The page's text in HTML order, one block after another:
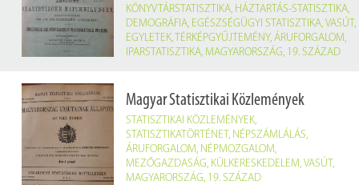
KÖNYVTÁRSTATISZTIKA, HÁZTARTÁS-STATISZTIKA,
DEMOGRÁFIA, EGÉSZSÉGÜGYI STATISZTIKA, VASÚT ,
EGYLETEK, TÉRKÉPGYŰJTEMÉNY, ÁRUFORGALOM,
IPARSTATISZTIKA, MAGYARORSZÁG, 19. SZÁZAD
Magyar Statisztikai Közlemények
STATISZTIKAI KÖZLEMÉNYEK,
STATISZTIKATÖRTÉNET , NÉPSZÁMLÁLÁS,
ÁRUFORGALOM, NÉPMOZGALOM,
MEZŐGAZDASÁG, KÜLKERESKEDELEM, VASÚT ,
MAGYARORSZÁG, 19. SZÁZAD